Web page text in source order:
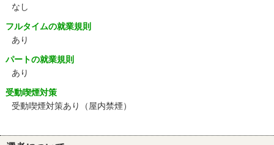
なし
フルタイムの就業規則
あり
パートの就業規則
あり
受動喫煙対策
受動喫煙対策あり（屋内禁煙）